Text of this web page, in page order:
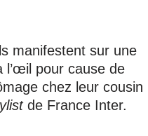
manifestent sur une
l’œil pour cause de
chez leur cousin
de France Inter.